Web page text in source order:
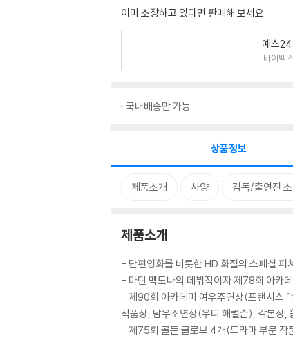
이미 소장하고 있다면 판매해 보세요.
예스
바이백
국내배송만 가능
상품정보
제품소개 사양 감독/출연진
제품소개
- 단편영화를 비롯한 HD 화질의 스페셜 피
- 마틴 맥도나의 데뷔작이자 제78회 아카
- 제90회 아카데미 여우주연상(프랜시스
작품상, 남우조연상(우디 해럴슨), 각본상,
- 제75회 골든 글로브 4개(드라마 부문 작